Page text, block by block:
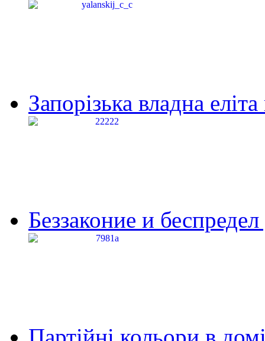
Запорізька владна
Беззаконие и